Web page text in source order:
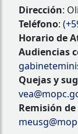
Dirección:
Teléfono:
Horario de
Audiencias
Quejas y
Remisión